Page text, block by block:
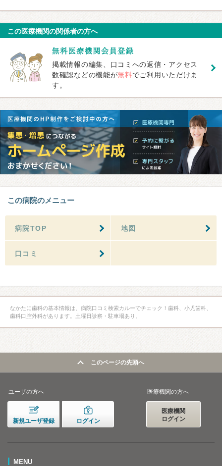
この医療機関の関係者の方へ
掲載情報の編集、口コミへの返信・アクセス
数確認などの機能が無料でご利用いただけま
す。
この病院のメニュー
病院TOP 地図
口コミ
なかたに歯科の基本情報は、病院口コミ検索カルーでチェック！歯科、小児歯科、
歯科口腔外科があります。土曜日診察・駐車場あり。
このページの先頭へ
ユーザの方へ
新規ユーザ登録 ログイン
医療機関の方へ
医療機関
ログイン
MENU